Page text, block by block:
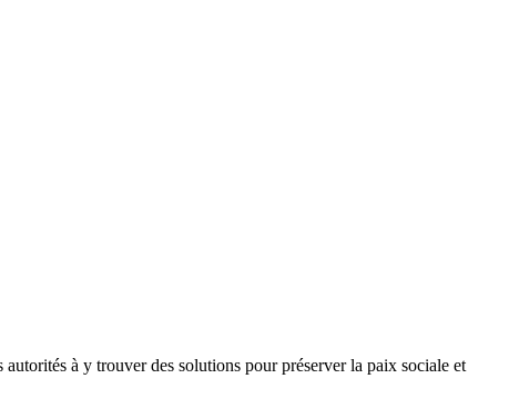
à y trouver des solutions pour préserver la paix sociale et